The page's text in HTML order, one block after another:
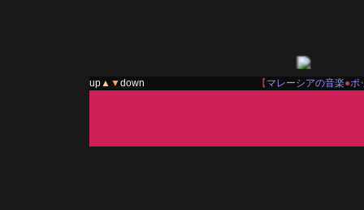
up▲ ▼down 【 マレーシアの音楽●ポ